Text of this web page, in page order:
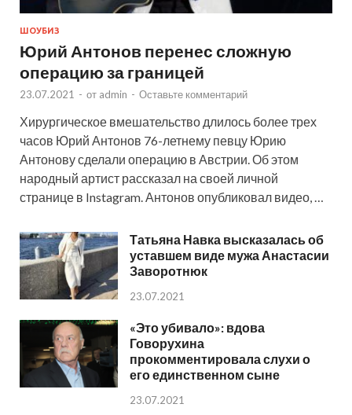
ШОУБИЗ
Юрий Антонов перенес сложную
операцию за границей
23.07.2021 - от admin - Оставьте комментарий
Хирургическое вмешательство длилось более трех
часов Юрий Антонов 76-летнему певцу Юрию
Антонову сделали операцию в Австрии. Об этом
народный артист рассказал на своей личной
странице в Instagram. Антонов опубликовал видео, …
Татьяна Навка высказалась об
уставшем виде мужа Анастасии
Заворотнюк
23.07.2021
«Это убивало»: вдова
Говорухина
прокомментировала слухи о
его единственном сыне
23.07.2021